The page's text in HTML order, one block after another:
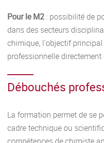
Pour le M2 : possibilité de
dans des secteurs
chimique, l'objectif
professionnelle
Débouchés
La formation permet de se
cadre technique ou